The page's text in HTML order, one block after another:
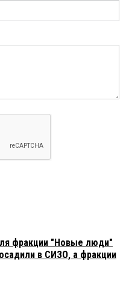
фракции "Новые люди"
в СИЗО, а фракции